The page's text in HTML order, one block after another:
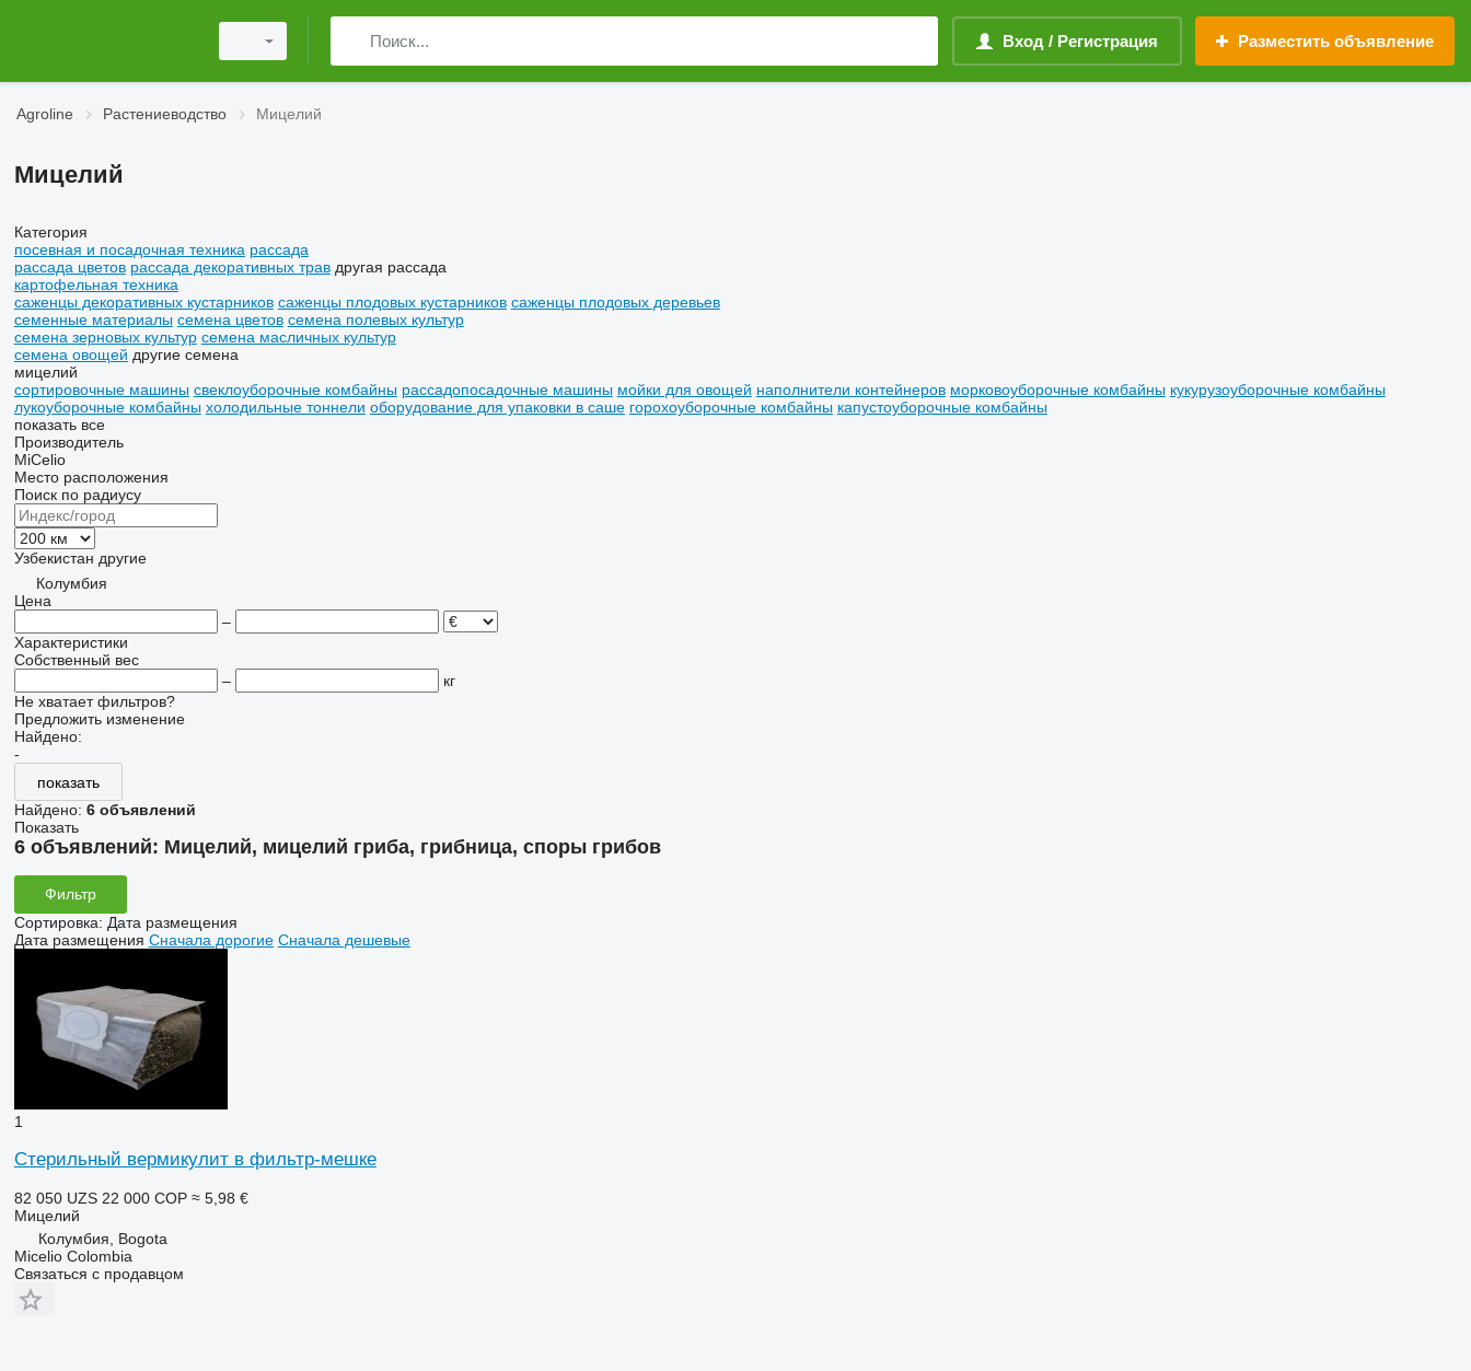
Вход / Регистрация Разместить объявление
Agroline Растениеводство Мицелий
Мицелий
Категория
посевная и посадочная техника рассада
рассада цветов рассада декоративных трав другая рассада
картофельная техника
саженцы декоративных кустарников саженцы плодовых кустарников саженцы плодовых деревьев
семенные материалы семена цветов семена полевых культур
семена зерновых культур семена масличных культур
семена овощей другие семена
мицелий
сортировочные машины свеклоуборочные комбайны рассадопосадочные машины мойки для овощей наполнители контейнеров морковоуборочные комбайны кукурузоуборочные комбайны
лукоуборочные комбайны холодильные тоннели оборудование для упаковки в саше горохоуборочные комбайны капустоуборочные комбайны
показать все
Производитель
MiCelio
Место расположения
Поиск по радиусу
Узбекистан другие
Колумбия
Цена
–
Характеристики
Собственный вес
–
кг
Не хватает фильтров?
Предложить изменение
Найдено:
-
показать
Найдено: 6 объявлений
Показать
6 объявлений: Мицелий, мицелий гриба, грибница, споры грибов
Фильтр
Сортировка: Дата размещения
Дата размещения Сначала дорогие Сначала дешевые
1
Стерильный вермикулит в фильтр-мешке
82 050 UZS 22 000 COP ≈ 5,98 €
Мицелий
Колумбия, Bogota
Micelio Colombia
Связаться с продавцом